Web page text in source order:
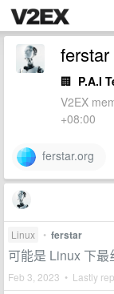
ferstar
🏢 P.A.I
V2EX
+08:00
ferstar.org
Linux • ferstar
可能是 Linux 下
Feb 3, 2023 • Lastly